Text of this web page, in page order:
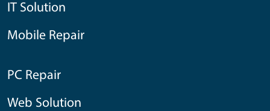
IT Solution
Mobile Repair
PC Repair
Web Solution